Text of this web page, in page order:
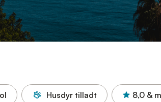
Husdyr tilladt 8,0 &